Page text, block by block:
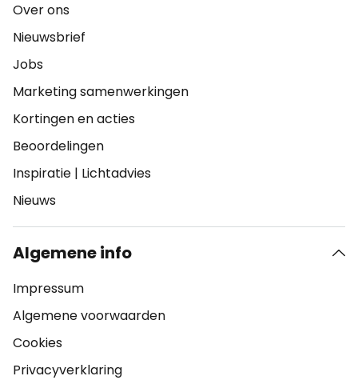
Over ons
Nieuwsbrief
Jobs
Marketing samenwerkingen
Kortingen en acties
Beoordelingen
Inspiratie | Lichtadvies
Nieuws
Algemene info
Impressum
Algemene voorwaarden
Cookies
Privacyverklaring